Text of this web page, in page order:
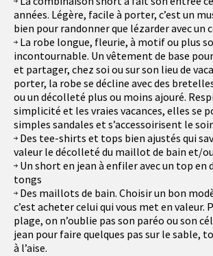
années. Légère, facile à porter, c’est un
bien pour randonner que lézarder avec un
La robe longue, fleurie, à motif ou plus
incontournable. Un vêtement de base
et partager, chez soi ou sur son lieu de
porter, la robe se décline avec des
ou un décolleté plus ou moins ajouré.
simplicité et les vraies vacances, elles se
simples sandales et s’accessoirisent le soir.
Des tee-shirts et tops bien ajustés qui
valeur le décolleté du maillot de bain et/
Un short en jean à enfiler avec un top en
tongs
Des maillots de bain. Choisir un bon
c’est acheter celui qui vous met en valeur.
plage, on n’oublie pas son paréo ou son
jean pour faire quelques pas sur le sable,
à l’aise.